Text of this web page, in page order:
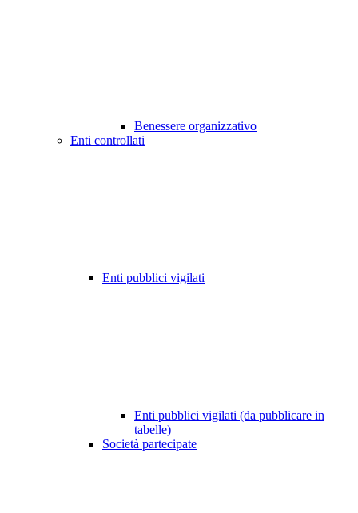
Benessere organizzativo
Enti controllati
Enti pubblici vigilati
Enti pubblici vigilati (da pubblicare in
tabelle)
Società partecipate